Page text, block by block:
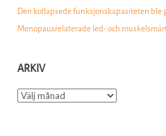
Den kollapsede funksjonskapasiteten ble
Menopausrelaterade led- och
ARKIV
Arkiv